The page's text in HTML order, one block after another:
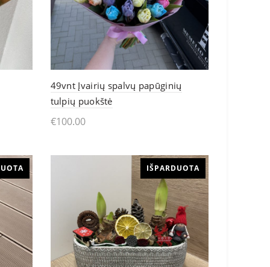
may
be
chosen
on
the
product
49vnt Įvairių spalvų papūginių
tulpių puokštė
€100.00
product
multiple
variants.
The
options
IŠPARDUOTA